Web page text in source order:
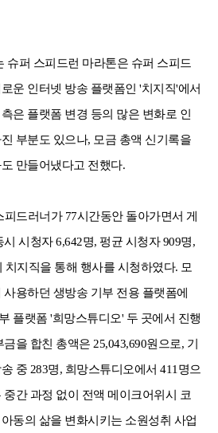
슈퍼 스피드런 마라톤은 슈퍼 스피드
운 인터넷 방송 플랫폼인 '치지직'에서
은 플랫폼 변경 등의 많은 변화로 인
부분도 있으나, 모금 총액 신기록을
만들어냈다고 전했다.
피드러너가 77시간동안 돌아가면서 게
시청자 6,642명, 펑균 시청자 909명,
치지직을 통해 행사를 시청하였다. 모
용하던 생방송 기부 전용 플랫폼에
플랫폼 '희망스튜디오' 두 곳에서 진행
을 합친 총액은 25,043,690원으로, 기
중 283명, 희망스튜디오에서 411명으
간 과정 없이 전액 메이크어위시 코
동의 삶을 변화시키는 소원성취 사업